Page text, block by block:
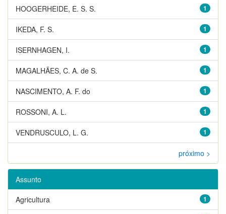
1
HOOGERHEIDE, E. S. S.
1
IKEDA, F. S.
1
ISERNHAGEN, I.
1
MAGALHÃES, C. A. de S.
1
NASCIMENTO, A. F. do
1
ROSSONI, A. L.
1
VENDRUSCULO, L. G.
próximo >
Assunto
1
Agricultura